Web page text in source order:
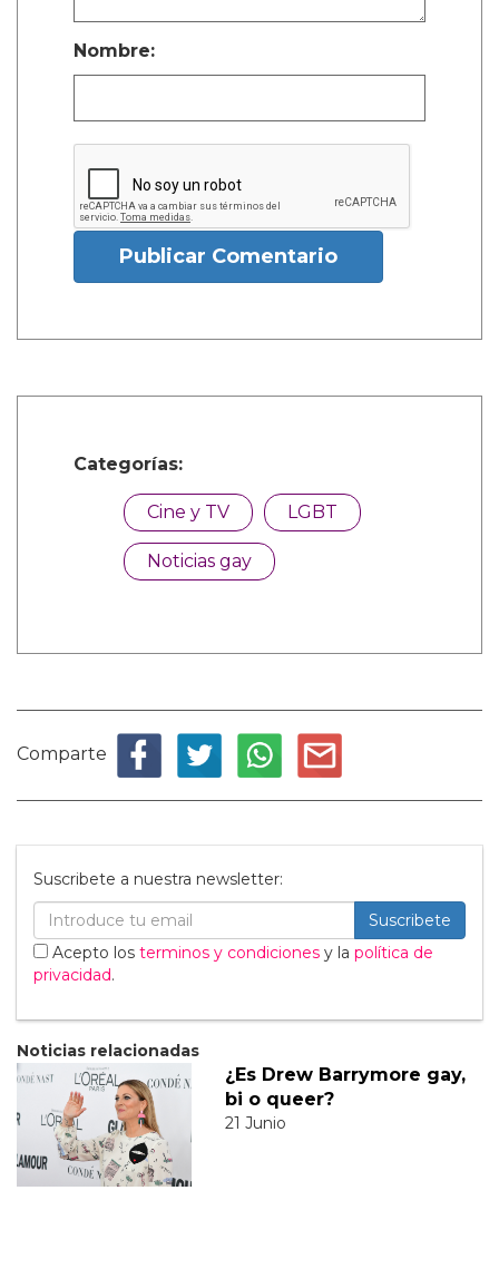
Nombre:
Publicar Comentario
Categorías:
Cine y TV LGBT
Noticias gay
Comparte
Suscribete a nuestra newsletter:
Suscribete
Acepto los terminos y condiciones y la política de
privacidad.
Noticias relacionadas
¿Es Drew Barrymore gay,
bi o queer?
21 Junio